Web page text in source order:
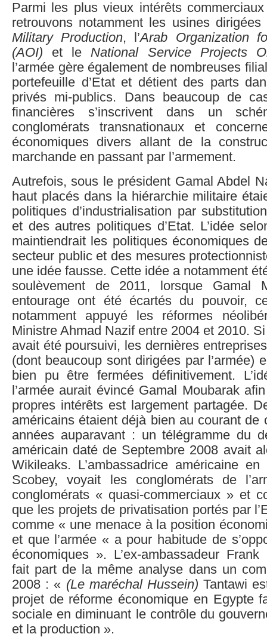
Parmi les plus vieux intérêts
retrouvons notamment les usines
Military Production, l’Arab Organization
(AOI) et leNational Service Projects
l’armée gère également de nombreuses
portefeuille d’Etat et détient des parts
privés mi-publics. Dans beaucoup de
financières s’inscrivent dans un
conglomérats transnationaux et
économiques divers allant de la
marchande en passant par l’armement.
Autrefois, sous le président Gamal Abdel
haut placés dans la hiérarchie militaire
politiques d’industrialisation par
et des autres politiques d’Etat. L’idée
maintiendrait les politiques économiques
secteur public et des mesures
une idée fausse. Cette idée a notamment
soulèvement de 2011, lorsque Gamal
entourage ont été écartés du pouvoir,
notamment appuyé les réformes
Ministre Ahmad Nazif entre 2004 et 2010.
avait été poursuivi, les dernières
(dont beaucoup sont dirigées par l’armée)
bien pu être fermées définitivement.
l’armée aurait évincé Gamal Moubarak
propres intérêts est largement partagée.
américains étaient déjà bien au courant de
années auparavant : un télégramme du
américain daté de Septembre 2008 avait
Wikileaks. L’ambassadrice américaine
Scobey, voyait les conglomérats de
conglomérats « quasi-commerciaux » et
que les projets de privatisation portés par
comme « une menace à la position
et que l’armée « a pour habitude de
économiques ». L’ex-ambassadeur
fait part de la même analyse dans un
2008 : « (Le maréchal Hussein) Tantawi
projet de réforme économique en Egypte
sociale en diminuant le contrôle du
et la production ».